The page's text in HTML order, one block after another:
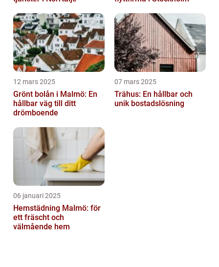
12 mars 2025
Grönt bolån i Malmö: En
hållbar väg till ditt
drömboende
07 mars 2025
Trähus: En hållbar och
unik bostadslösning
06 januari 2025
Hemstädning Malmö: för
ett fräscht och
välmående hem